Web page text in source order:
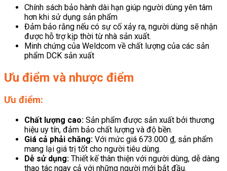
Chính sách bảo hành dài hạn giúp người dùng yên tâm
hơn khi sử dụng sản phẩm
Đảm bảo rằng nếu có sự cố xảy ra, người dùng sẽ nhận
được hỗ trợ kịp thời từ nhà sản xuất.
Minh chứng của Weldcom về chất lượng của các sản
phẩm DCK sản xuất
Ưu điểm và nhược điểm
Ưu điểm:
Chất lượng cao: Sản phẩm được sản xuất bởi thương
hiệu uy tín, đảm bảo chất lượng và độ bền.
Giá cả phải chăng: Với mức giá 673.000 ₫, sản phẩm
mang lại giá trị tốt cho người tiêu dùng.
Dễ sử dụng: Thiết kế thân thiện với người dùng, dễ dàng
thao tác ngay cả với những người mới bắt đầu.